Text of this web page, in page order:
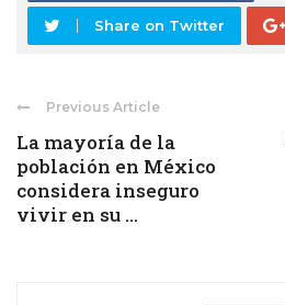
Share on Twitter
Previous Article
La mayoría de la
población en México
considera inseguro
vivir en su ...